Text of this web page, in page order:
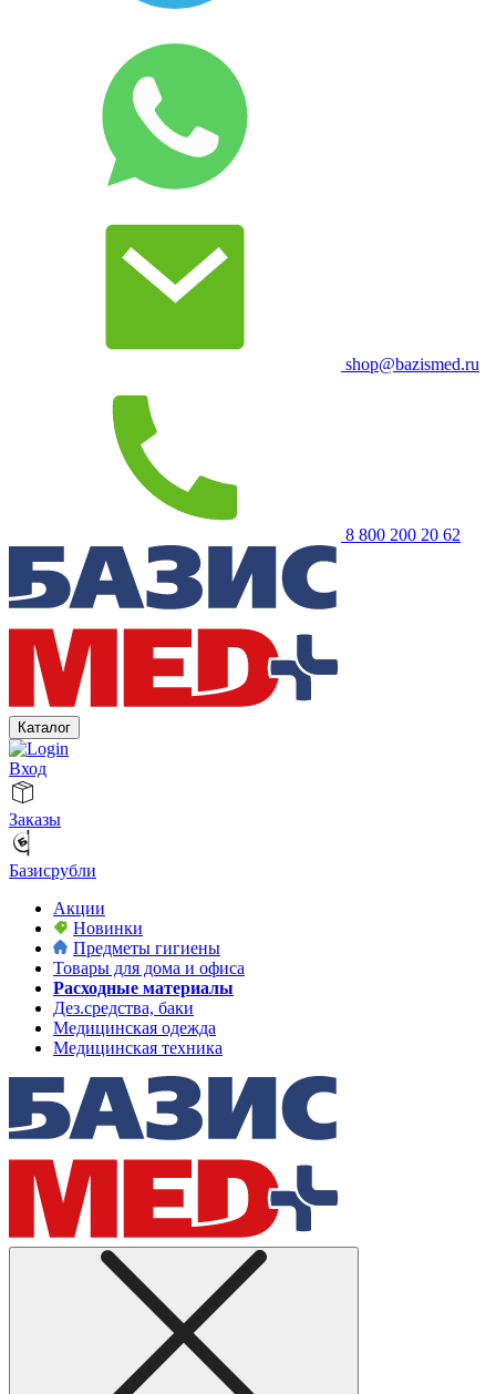
shop@bazismed.ru
8 800 200 20 62
Каталог
Вход
Заказы
Базисрубли
Акции
Новинки
Предметы гигиены
Товары для дома и офиса
Расходные материалы
Дез.средства, баки
Медицинская одежда
Медицинская техника